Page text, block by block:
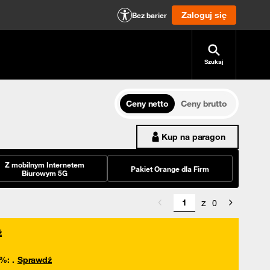
Bez barier Zaloguj się
Szukaj
Ceny netto
Ceny brutto
Kup na paragon
Z mobilnym Internetem
Biurowym 5G
Pakiet Orange dla Firm
z 0
: . Sprawdź